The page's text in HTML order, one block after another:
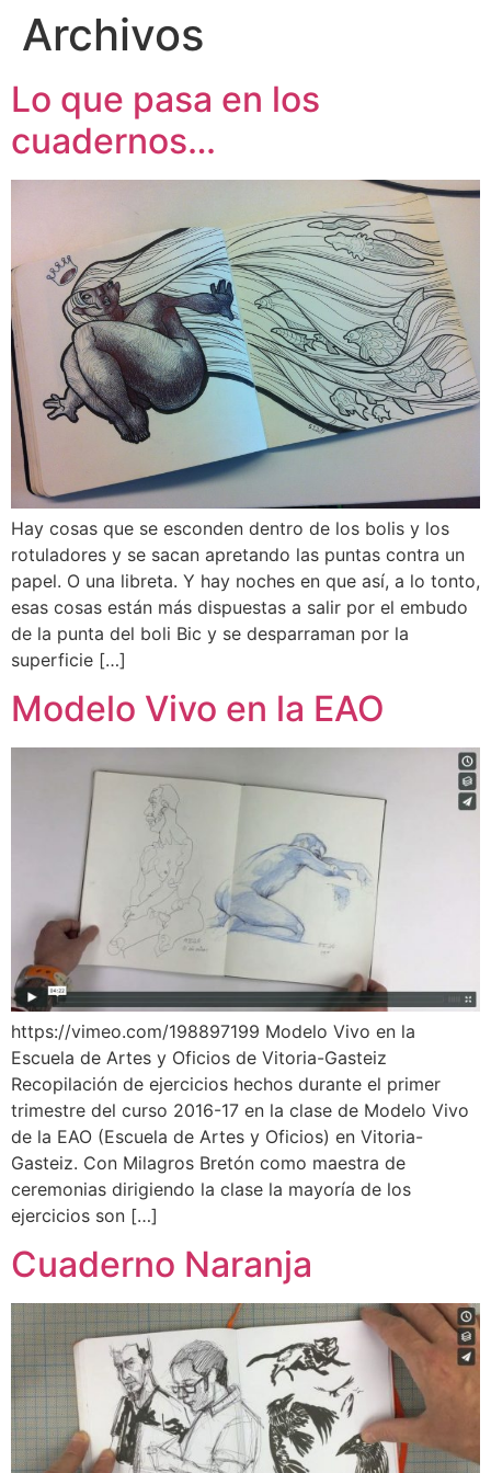
Archivos
Lo que pasa en los
cuadernos…
Hay cosas que se esconden dentro de los bolis y los
rotuladores y se sacan apretando las puntas contra un
papel. O una libreta. Y hay noches en que así, a lo tonto,
esas cosas están más dispuestas a salir por el embudo
de la punta del boli Bic y se desparraman por la
superficie […]
Modelo Vivo en la EAO
https://vimeo.com/198897199 Modelo Vivo en la
Escuela de Artes y Oficios de Vitoria-Gasteiz
Recopilación de ejercicios hechos durante el primer
trimestre del curso 2016-17 en la clase de Modelo Vivo
de la EAO (Escuela de Artes y Oficios) en Vitoria-
Gasteiz. Con Milagros Bretón como maestra de
ceremonias dirigiendo la clase la mayoría de los
ejercicios son […]
Cuaderno Naranja